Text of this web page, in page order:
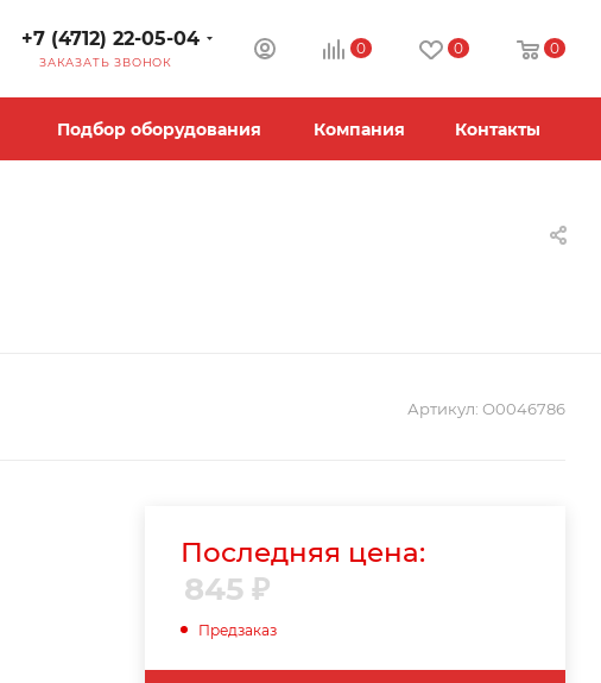
+7 (4712) 22-05-04
ЗАКАЗАТЬ ЗВОНОК
0 0 0
Подбор оборудования Компания Контакты
Артикул: О0046786
Последняя цена:
845₽
Предзаказ